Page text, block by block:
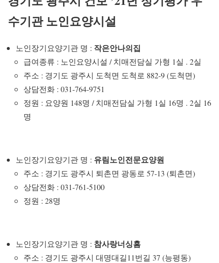
수기관 노인요양시설
노인장기요양기관 명 : 작은안나의집
급여종류 : 노인요양시설 / 치매전담실 가형 1실 . 2실
주소 : 경기도 광주시 도척면 도척로 882-9 (도척면)
상담전화 : 031-764-9751
정원 : 요양원 148명 / 치매전담실 가형 1실 16명 . 2실 16
명
노인장기요양기관 명 : 유림노인전문요양원
주소 : 경기도 광주시 퇴촌면 광동로 57-13 (퇴촌면)
상담전화 : 031-761-5100
정원 : 28명
노인장기요양기관 명 : 참사랑너싱홈
주소 : 경기도 광주시 대명대길11번길 37 (능평동)